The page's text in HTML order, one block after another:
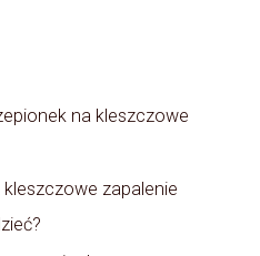
na kleszczowe
zapalenie